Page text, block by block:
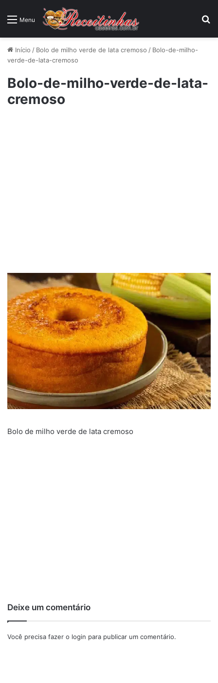
Menu
Início / Bolo de milho verde de lata cremoso / Bolo-de-milho-
verde-de-lata-cremoso
Bolo-de-milho-verde-de-lata-
cremoso
Bolo de milho verde de lata cremoso
Deixe um comentário
Você precisa fazer o login para publicar um comentário.